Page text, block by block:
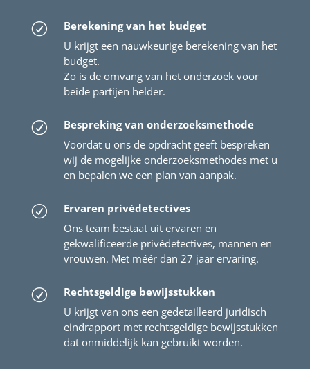
R
Berekening van het budget
U krijgt een nauwkeurige berekening van het
budget.
Zo is de omvang van het onderzoek voor
beide partijen helder.
R
Bespreking van onderzoeksmethode
Voordat u ons de opdracht geeft bespreken
wij de mogelijke onderzoeksmethodes met u
en bepalen we een plan van aanpak.
R
Ervaren privédetectives
Ons team bestaat uit ervaren en
gekwalificeerde privédetectives, mannen en
vrouwen. Met méér dan 27 jaar ervaring.
R
Rechtsgeldige bewijsstukken
U krijgt van ons een gedetailleerd juridisch
eindrapport met rechtsgeldige bewijsstukken
dat onmiddelijk kan gebruikt worden.